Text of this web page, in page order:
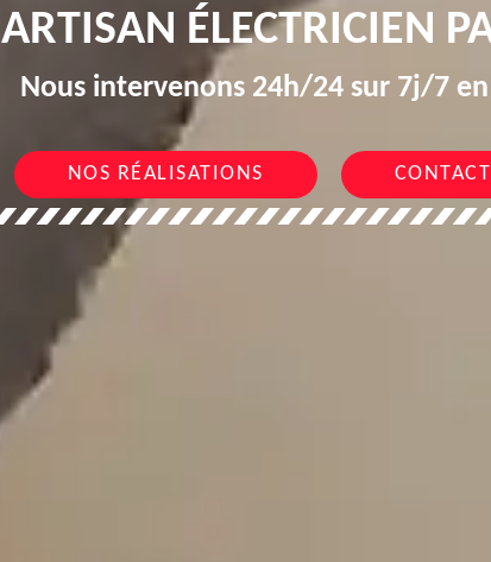
ARTISAN ÉLECTRICIEN
Nous intervenons 24h/24 sur 7j/7
NOS RÉALISATIONS